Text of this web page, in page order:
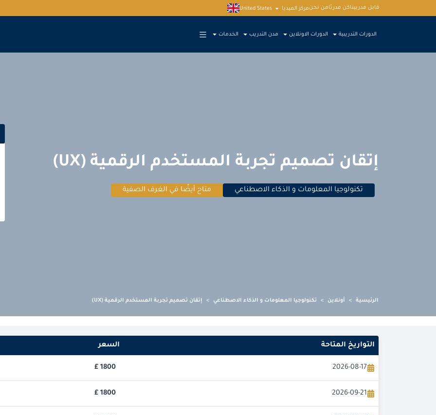
قابل مدربيناكن مدربًامن نحنمركز الميديا United States
الخدمات مدن التدريب الدورات الاونلاين الدورات التدريبية
إتقان تصميم تجربة المستخدم الرقمية (UX)
تكنولوجيا المعلومات و الذكاء الاصطناعي متاح أيضًا في الغرف الصفية
الرئيسية > أونلاين > تكنولوجيا المعلومات و الذكاء الاصطناعي > إتقان تصميم تجربة المستخدم الرقمية (UX)
التواريخ المتاحة السعر
2026-08-17
1800
£
2026-09-21
1800
£